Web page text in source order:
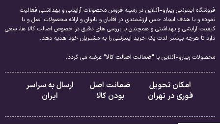
فروشگاه اینترنتی زیبارو-آنلاین در زمینه فروش محصولات آرایشی و بهداشتی فعالیت
نموده و با هدف ایجاد حس ارزشمندی در آقایان و بانوان و ارائه محصولات اصل و با
کیفیت آرایشی و بهداشتی و همچنین با بررسی های دقیق در خصوص اصالت کالا ها، سعی
دارد تا هرچه بیشتر لذت یک خرید اینترنتی را به مشتریان خود هدیه دهد.
محصولات زیبارو-آنلاین با “ضمانت اصالت کالا” عرضه می گردد.
امکان تحویل
فوری در تهران
ضمانت اصل
بودن کالا
ارسال به سراسر
ایران